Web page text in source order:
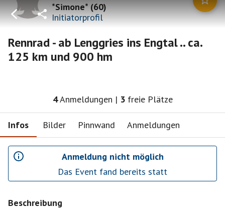
*Simone*(60)
Initiatorprofil
Rennrad - ab Lenggries ins Engtal .. ca.
125 km und 900 hm
4Anmeldungen | 3 freie Plätze
Infos Bilder Pinnwand Anmeldungen
Anmeldung nicht möglich
Das Event fand bereits statt
Beschreibung